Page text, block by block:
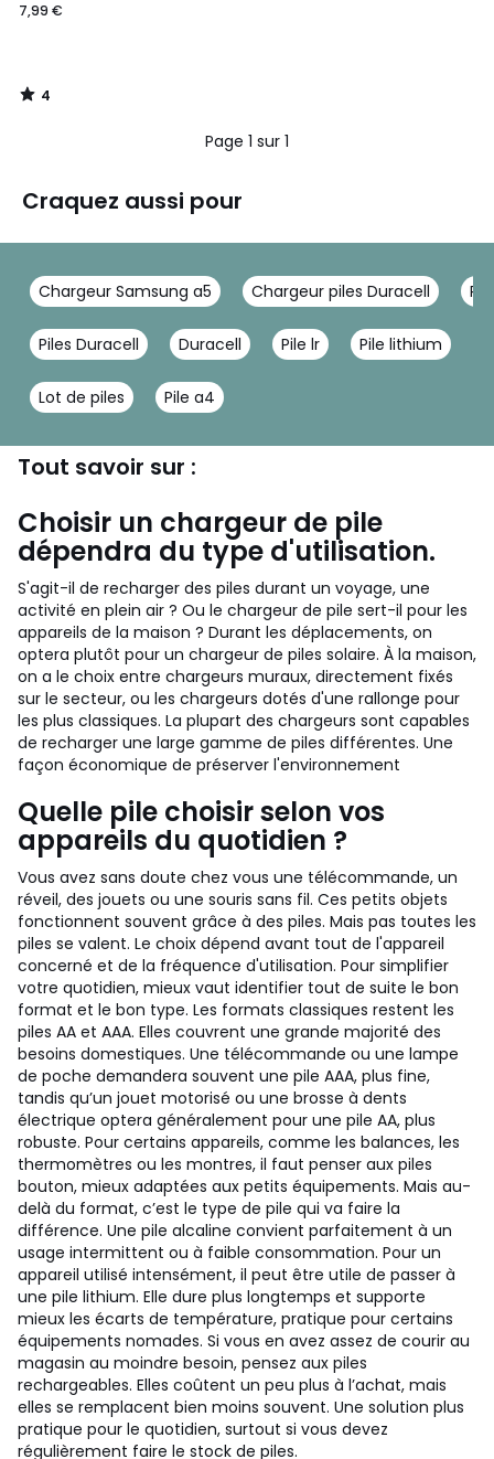
7,99 €
4
/
Page 1 sur 1
Craquez aussi pour
Chargeur Samsung a5 Chargeur piles Duracell
Piles Duracell Duracell Pile lr Pile lithium
Lot de piles Pile a4
Tout savoir sur :
Choisir un chargeur de pile
dépendra du type d'utilisation.
S'agit-il de recharger des piles durant un voyage, une
activité en plein air ? Ou le chargeur de pile sert-il pour les
appareils de la maison ? Durant les déplacements, on
optera plutôt pour un chargeur de piles solaire. À la maison,
on a le choix entre chargeurs muraux, directement fixés
sur le secteur, ou les chargeurs dotés d'une rallonge pour
les plus classiques. La plupart des chargeurs sont capables
de recharger une large gamme de piles différentes. Une
façon économique de préserver l'environnement
Quelle pile choisir selon vos
appareils du quotidien ?
Vous avez sans doute chez vous une télécommande, un
réveil, des jouets ou une souris sans fil. Ces petits objets
fonctionnent souvent grâce à des piles. Mais pas toutes les
piles se valent. Le choix dépend avant tout de l'appareil
concerné et de la fréquence d'utilisation. Pour simplifier
votre quotidien, mieux vaut identifier tout de suite le bon
format et le bon type. Les formats classiques restent les
piles AA et AAA. Elles couvrent une grande majorité des
besoins domestiques. Une télécommande ou une lampe
de poche demandera souvent une pile AAA, plus fine,
tandis qu’un jouet motorisé ou une brosse à dents
électrique optera généralement pour une pile AA, plus
robuste. Pour certains appareils, comme les balances, les
thermomètres ou les montres, il faut penser aux piles
bouton, mieux adaptées aux petits équipements. Mais au-
delà du format, c’est le type de pile qui va faire la
différence. Une pile alcaline convient parfaitement à un
usage intermittent ou à faible consommation. Pour un
appareil utilisé intensément, il peut être utile de passer à
une pile lithium. Elle dure plus longtemps et supporte
mieux les écarts de température, pratique pour certains
équipements nomades. Si vous en avez assez de courir au
magasin au moindre besoin, pensez aux piles
rechargeables. Elles coûtent un peu plus à l’achat, mais
elles se remplacent bien moins souvent. Une solution plus
pratique pour le quotidien, surtout si vous devez
régulièrement faire le stock de piles.